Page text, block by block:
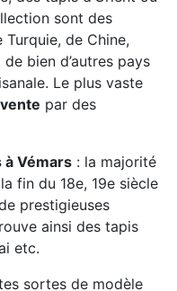
sont des
Turquie, de Chine,
de bien d’autres pays
Le plus vaste
par des
à Vémars : la majorité
fin du 18e, 19e siècle
prestigieuses
ainsi des tapis
etc.
sortes de modèle